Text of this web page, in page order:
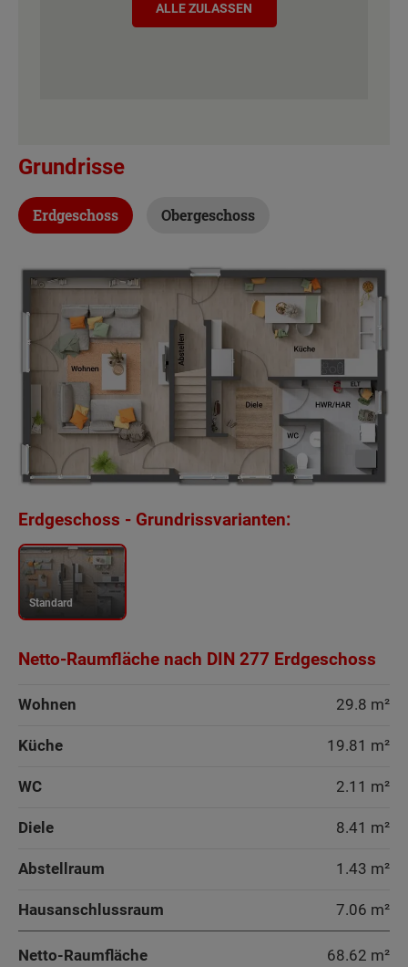
ALLE ZULASSEN
Grundrisse
Erdgeschoss Obergeschoss
Erdgeschoss - Grundrissvarianten:
Standard
Netto-Raumfläche nach DIN 277 Erdgeschoss
Wohnen 29.8 m²
Küche 19.81 m²
WC 2.11 m²
Diele 8.41 m²
Abstellraum 1.43 m²
Hausanschlussraum 7.06 m²
Netto-Raumfläche 68.62 m²